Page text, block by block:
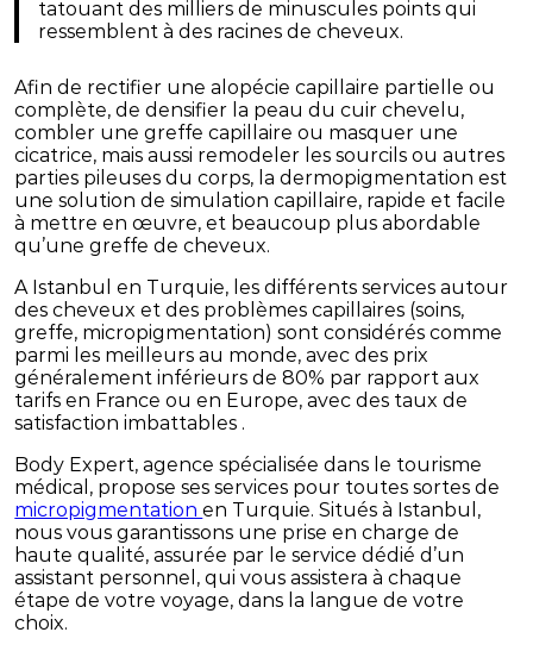
tatouant des milliers de minuscules points qui
ressemblent à des racines de cheveux.
Afin de rectifier une alopécie capillaire partielle ou
complète, de densifier la peau du cuir chevelu,
combler une greffe capillaire ou masquer une
cicatrice, mais aussi remodeler les sourcils ou autres
parties pileuses du corps, la dermopigmentation est
une solution de simulation capillaire, rapide et facile
à mettre en œuvre, et beaucoup plus abordable
qu’une greffe de cheveux.
A Istanbul en Turquie, les différents services autour
des cheveux et des problèmes capillaires (soins,
greffe, micropigmentation) sont considérés comme
parmi les meilleurs au monde, avec des prix
généralement inférieurs de 80% par rapport aux
tarifs en France ou en Europe, avec des taux de
satisfaction imbattables .
Body Expert, agence spécialisée dans le tourisme
médical, propose ses services pour toutes sortes de
micropigmentationen Turquie. Situés à Istanbul,
nous vous garantissons une prise en charge de
haute qualité, assurée par le service dédié d’un
assistant personnel, qui vous assistera à chaque
étape de votre voyage, dans la langue de votre
choix.